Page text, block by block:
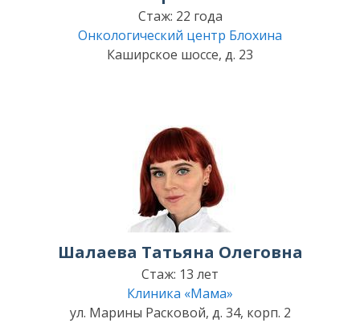
Стаж: 22 года
Онкологический центр Блохина
Каширское шоссе, д. 23
Шалаева Татьяна Олеговна
Стаж: 13 лет
Клиника «Мама»
ул. Марины Расковой, д. 34, корп. 2